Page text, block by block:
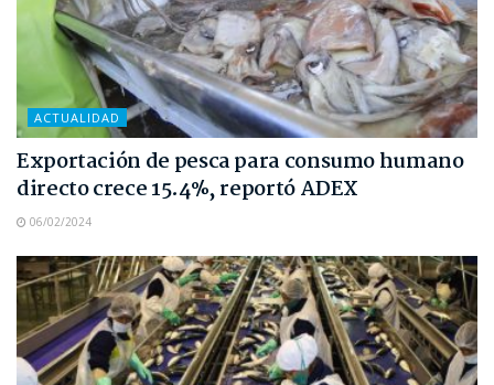
ACTUALIDAD
Exportación de pesca para consumo humano
directo crece 15.4%, reportó ADEX
06/02/2024